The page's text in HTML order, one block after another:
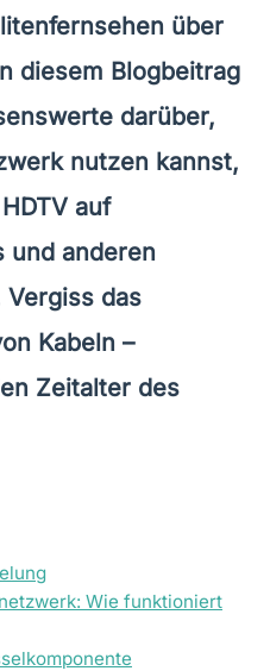
über
diesem Blogbeitrag
darüber,
nutzen kannst,
auf
und anderen
Vergiss das
Kabeln –
Zeitalter des
Wie funktioniert